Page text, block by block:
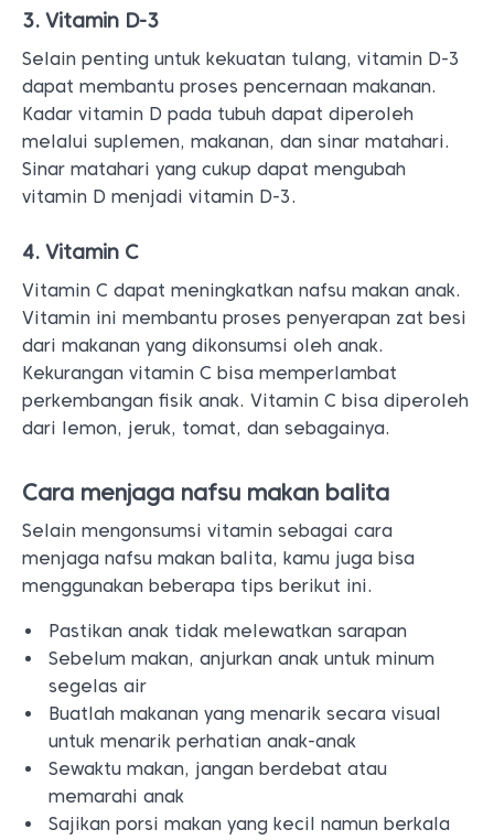
3. Vitamin D-3
Selain penting untuk kekuatan tulang, vitamin D-3
dapat membantu proses pencernaan makanan.
Kadar vitamin D pada tubuh dapat diperoleh
melalui suplemen, makanan, dan sinar matahari.
Sinar matahari yang cukup dapat mengubah
vitamin D menjadi vitamin D-3.
4. Vitamin C
Vitamin C dapat meningkatkan nafsu makan anak.
Vitamin ini membantu proses penyerapan zat besi
dari makanan yang dikonsumsi oleh anak.
Kekurangan vitamin C bisa memperlambat
perkembangan fisik anak. Vitamin C bisa diperoleh
dari lemon, jeruk, tomat, dan sebagainya.
Cara menjaga nafsu makan balita
Selain mengonsumsi vitamin sebagai cara
menjaga nafsu makan balita, kamu juga bisa
menggunakan beberapa tips berikut ini.
Pastikan anak tidak melewatkan sarapan
Sebelum makan, anjurkan anak untuk minum
segelas air
Buatlah makanan yang menarik secara visual
untuk menarik perhatian anak-anak
Sewaktu makan, jangan berdebat atau
memarahi anak
Sajikan porsi makan yang kecil namun berkala